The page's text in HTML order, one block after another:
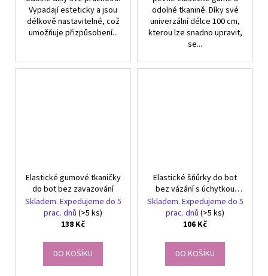
Vypadají esteticky a jsou
délkově nastavitelné, což
umožňuje přizpůsobení...
odolné tkanině. Díky své
univerzální délce 100 cm,
kterou lze snadno upravit,
se...
Elastické gumové tkaničky
do bot bez zavazování
Skladem. Expedujeme do 5
prac. dnů (>5 ks)
138 Kč
DO KOŠÍKU
Elastické šňůrky do bot
bez vázání s úchytkou
modré
Skladem. Expedujeme do 5
prac. dnů (>5 ks)
106 Kč
DO KOŠÍKU